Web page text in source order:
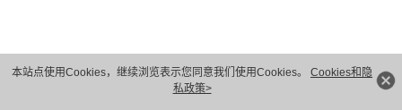
本站点使用Cookies，继续浏览表示您同意我们使用Cookies。 Cookies和隐
私政策>
版权所有 © 华为技术有限公司 1998-2026。 保留一切权利。粤A2-20044005号
隐私保护
法律声明